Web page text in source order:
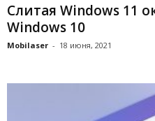
Слитая Windows 11
Windows 10
Mobilaser - 18 июня, 2021